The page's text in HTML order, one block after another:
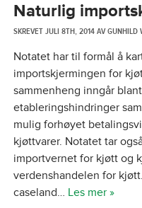
Naturlig
SKREVETJULI 8TH, 2014AVGUNHILD
Notatet har til formål å
importskjermingen for
sammenheng inngår
etableringshindringer
mulig forhøyet
kjøttvarer. Notatet tar
importvernet for kjøtt og
verdenshandelen for
caseland… Les mer »